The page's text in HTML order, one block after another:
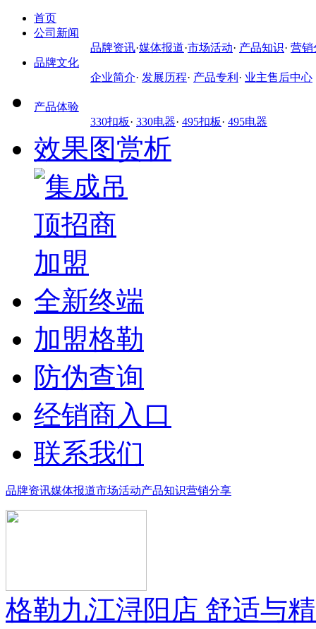
首页
公司新闻
品牌资讯·媒体报道·市场活动· 产品知识· 营销
品牌文化
企业简介· 发展历程· 产品专利 · 业主售后中心
产品体验
330扣板· 330电器· 495扣板· 495电器
效果图赏析
全新终端
加盟格勒
防伪查询
经销商入口
联系我们
品牌资讯媒体报道市场活动产品知识营销分享
格勒九江浔阳店 舒适与